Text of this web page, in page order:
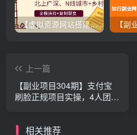
【虚拟资源网站搭建服务】加盟本站系统，做一个和本站一样的独立网站，躺赚的项目
上一篇
【副业项目304期】支付宝
刷脸正规项目实操，4人团队
相关推荐